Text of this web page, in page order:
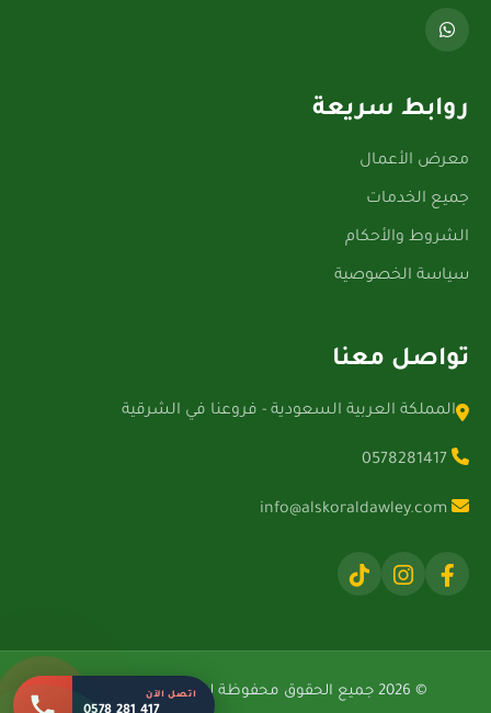
روابط سريعة
معرض الأعمال
جميع الخدمات
الشروط والأحكام
سياسة الخصوصية
تواصل معنا
المملكة العربية السعودية - فروعنا في الشرقية
© 2026 جميع الحقوق محفوظة لشركة الصقور الدولية. اتصل الآن